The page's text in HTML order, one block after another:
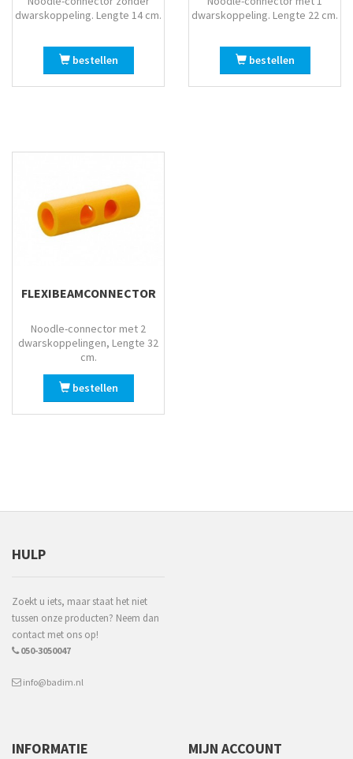
dwarskoppeling. Lengte 14 cm.
bestellen
dwarskoppeling. Lengte 22 cm.
bestellen
FLEXIBEAMCONNECTOR
Noodle-connector met 2
dwarskoppelingen, Lengte 32
cm.
bestellen
HULP
Zoekt u iets, maar staat het niet
tussen onze producten? Neem dan
contact met ons op!
050-3050047
info@badim.nl
INFORMATIE MIJN ACCOUNT